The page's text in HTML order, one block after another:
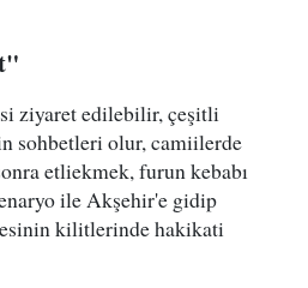
ziyaret edilebilir, çeşitli
sohbetleri olur, camiilerde
etliekmek, furun kebabı
ile Akşehir'e gidip
kilitlerinde hakikati